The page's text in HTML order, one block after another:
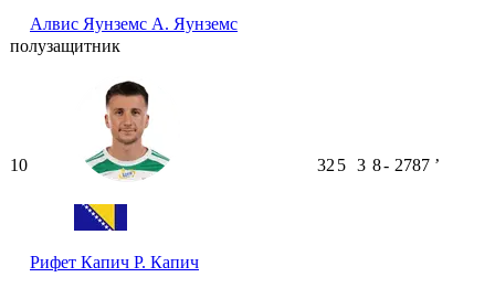
Алвис Яунземс А. Яунземс
полузащитник
10
Рифет Капич Р. Капич
32 5 3 8- 2787 ʼ